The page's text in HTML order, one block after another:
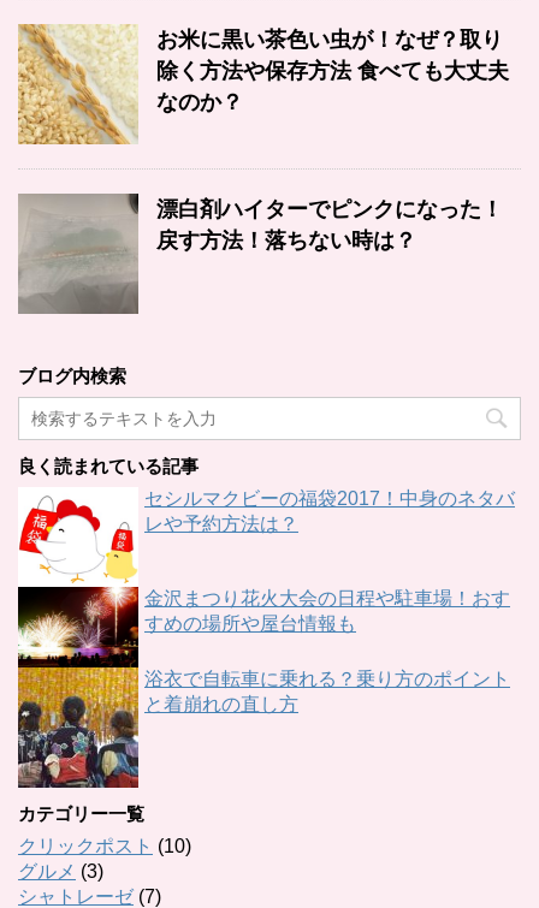
お米に黒い茶色い虫が！なぜ？取り
除く方法や保存方法 食べても大丈夫
なのか？
漂白剤ハイターでピンクになった！
戻す方法！落ちない時は？
ブログ内検索
良く読まれている記事
セシルマクビーの福袋2017！中身のネタバ
レや予約方法は？
金沢まつり花火大会の日程や駐車場！おす
すめの場所や屋台情報も
浴衣で自転車に乗れる？乗り方のポイント
と着崩れの直し方
カテゴリー一覧
クリックポスト (10)
グルメ (3)
シャトレーゼ(7)